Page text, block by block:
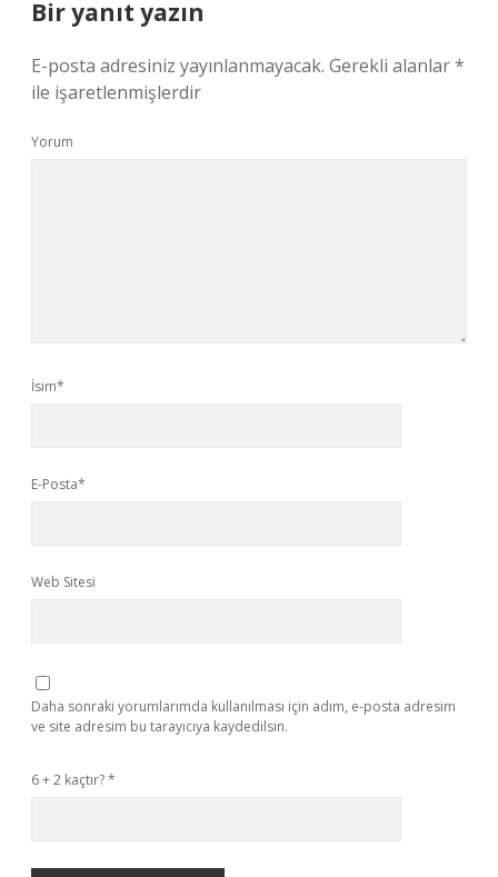
Bir yanıt yazın
E-posta adresiniz yayınlanmayacak. Gerekli alanlar*
ile işaretlenmişlerdir
Yorum
İsim*
E-Posta*
Web Sitesi
Daha sonraki yorumlarımda kullanılması için adım, e-posta adresim
ve site adresim bu tarayıcıya kaydedilsin.
6 + 2 kaçtır?*